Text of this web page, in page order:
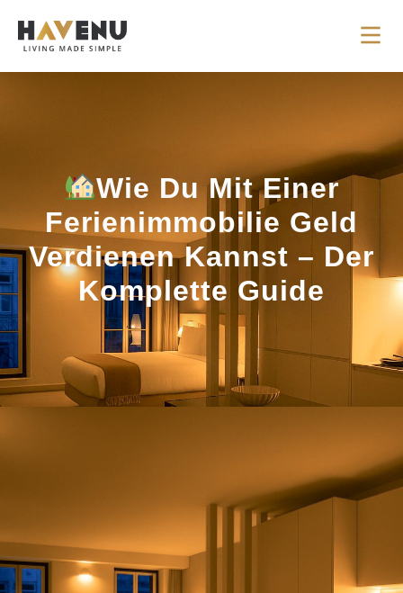
Wie Du Mit Einer
Ferienimmobilie Geld
Verdienen Kannst – Der
Komplette Guide